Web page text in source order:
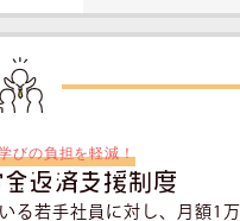
びの負担を軽減！
金返済支援制度
る若手社員に対し、月額1